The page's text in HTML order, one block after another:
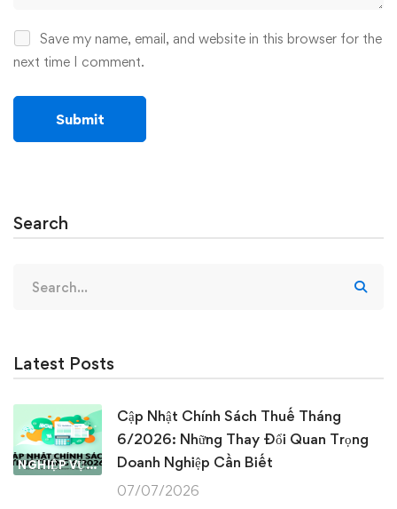
Save my name, email, and website in this browser for the
next time I comment.
Search
for:
Latest Posts
NGHIỆP VỤ KẾ TOÁN & THUẾ
Cập Nhật Chính Sách Thuế Tháng
6/2026: Những Thay Đổi Quan Trọng
Doanh Nghiệp Cần Biết
07/07/2026